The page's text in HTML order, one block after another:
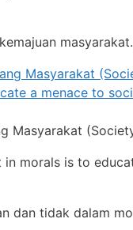
Masyarakat
morals is to
dan tidak dalam